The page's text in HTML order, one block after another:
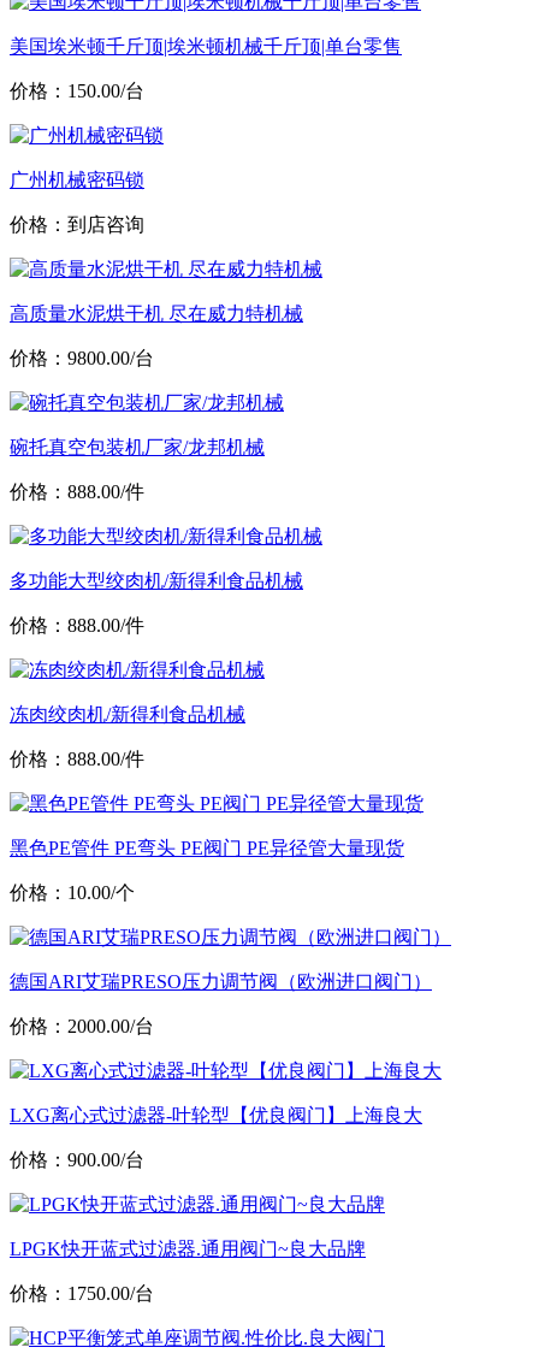
美国埃米顿千斤顶|埃米顿机械千斤顶|单台零售
价格：150.00/台
广州机械密码锁
价格：到店咨询
高质量水泥烘干机 尽在威力特机械
价格：9800.00/台
碗托真空包装机厂家/龙邦机械
价格：888.00/件
多功能大型绞肉机/新得利食品机械
价格：888.00/件
冻肉绞肉机/新得利食品机械
价格：888.00/件
黑色PE管件 PE弯头 PE阀门 PE异径管大量现货
价格：10.00/个
德国ARI艾瑞PRESO压力调节阀（欧洲进口阀门）
价格：2000.00/台
LXG离心式过滤器-叶轮型【优良阀门】上海良大
价格：900.00/台
LPGK快开蓝式过滤器.通用阀门~良大品牌
价格：1750.00/台